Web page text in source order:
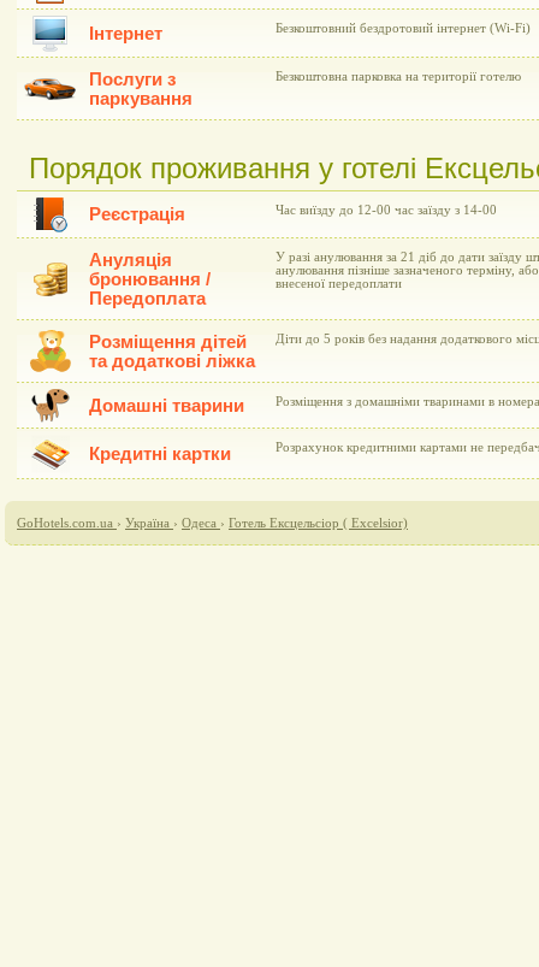
Інтернет Безкоштовний бездротовий інтернет (Wi-Fi)
Послуги з
паркування
Безкоштовна парковка на території готелю
Порядок проживання у готелі
Реєстрація Час виїзду до 12-00 час заїзду з 14-00
Ануляція
бронювання /
Передоплата
У разі анулювання за 21 діб до дати заїзду
анулювання пізніше зазначеного терміну,
внесеної передоплати
Розміщення дітей
та додаткові ліжка
Діти до 5 років без надання додаткового
Домашні тварини Розміщення з домашніми тваринами в
Кредитні картки Розрахунок кредитними картами не
GoHotels.com.ua › Україна › Одеса › Готель Ексцельсіор ( Excelsior)